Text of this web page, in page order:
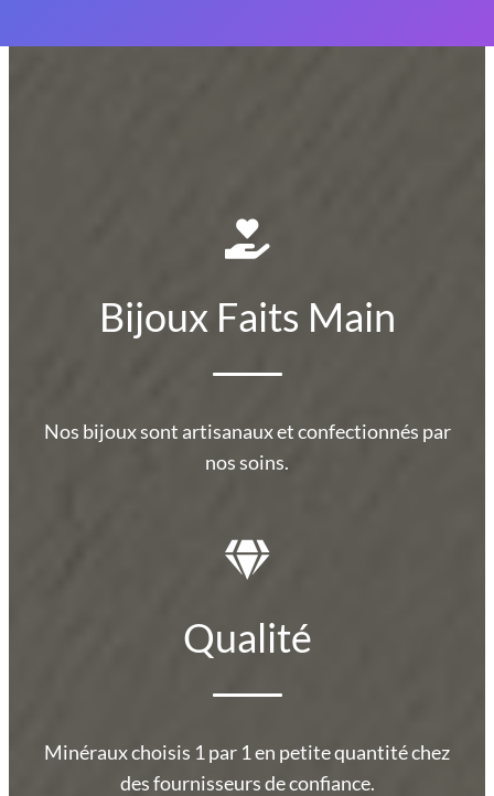
Bijoux Faits Main
Nos bijoux sont artisanaux et confectionnés par
nos soins.
Qualité
Minéraux choisis 1 par 1 en petite quantité chez
des fournisseurs de confiance.